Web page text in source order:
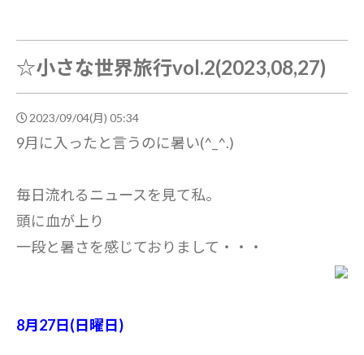
☆小さな世界旅行vol.2(2023,08,27)
2023/09/04(月) 05:34
9月に入ったと言うのに暑い(^_^.)
毎日流れるニュースを見て私。
頭に血が上り
一段と暑さを感じておりまして・・・
8月27日(日曜日)